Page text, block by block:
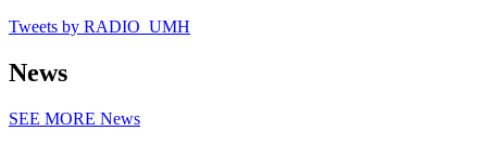
Tweets by RADIO_UMH
News
SEE MORE News